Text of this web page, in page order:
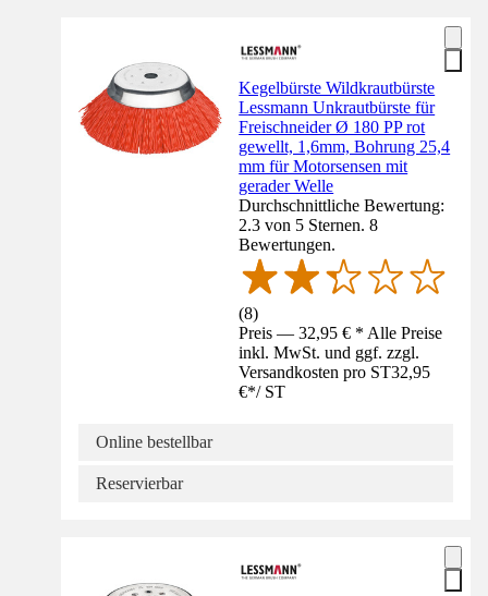
Kegelbürste Wildkrautbürste
Lessmann Unkrautbürste für
Freischneider Ø 180 PP rot
gewellt, 1,6mm, Bohrung 25,4
mm für Motorsensen mit
gerader Welle
Durchschnittliche Bewertung:
2.3 von 5 Sternen. 8
Bewertungen.
(8)
Preis — 32,95 € * Alle Preise
inkl. MwSt. und ggf. zzgl.
Versandkosten pro ST32,95
€*/ ST
Online bestellbar
Reservierbar